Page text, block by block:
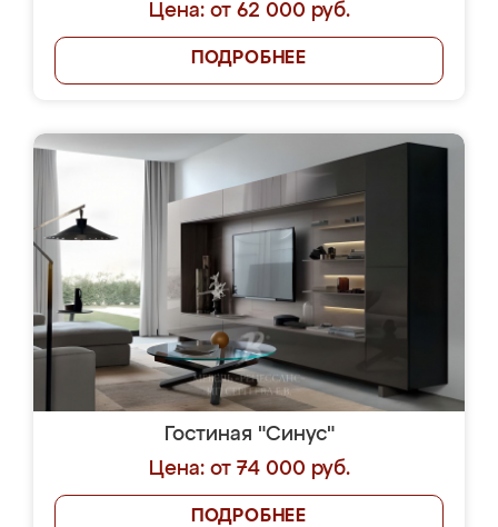
Цена: от 62 000 руб.
ПОДРОБНЕЕ
Гостиная "Синус"
Цена: от 74 000 руб.
ПОДРОБНЕЕ